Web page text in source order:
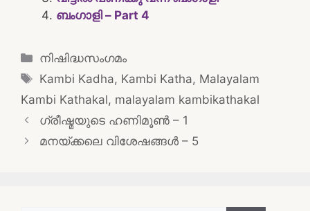
ബംഗാളി – Part 4
Categories
നിഷിദ്ധസംഗമം
Tags
Kambi Kadha, Kambi Katha, Malayalam
Kambi Kathakal, malayalam kambikathakal
Post
navigation
ഗ്രീഷ്മയുടെ ഹണിമൂൺ – 1
മനയ്ക്കലെ വിശേഷങ്ങൾ – 5